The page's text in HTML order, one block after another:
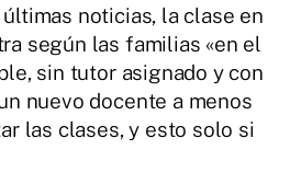
noticias, la clase en
según las familias «en el
sin tutor asignado y con
nuevo docente a menos
las clases, y esto solo si